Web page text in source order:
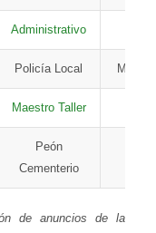
Administrativo
Policía Local
Maestro Taller
Peón
Cementerio
de anuncios de la